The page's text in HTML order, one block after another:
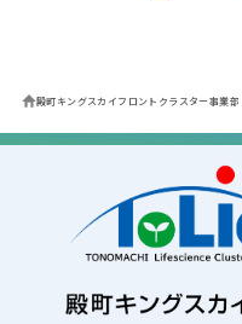
殿町キングスカイフロントクラスター事業部